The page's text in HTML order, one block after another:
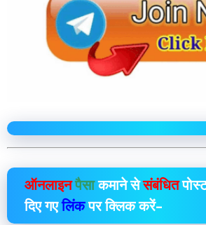
ऑनलाइनपैसाकमाने सेसंबंधित
दिए गएलिंकपर क्लिक करें–